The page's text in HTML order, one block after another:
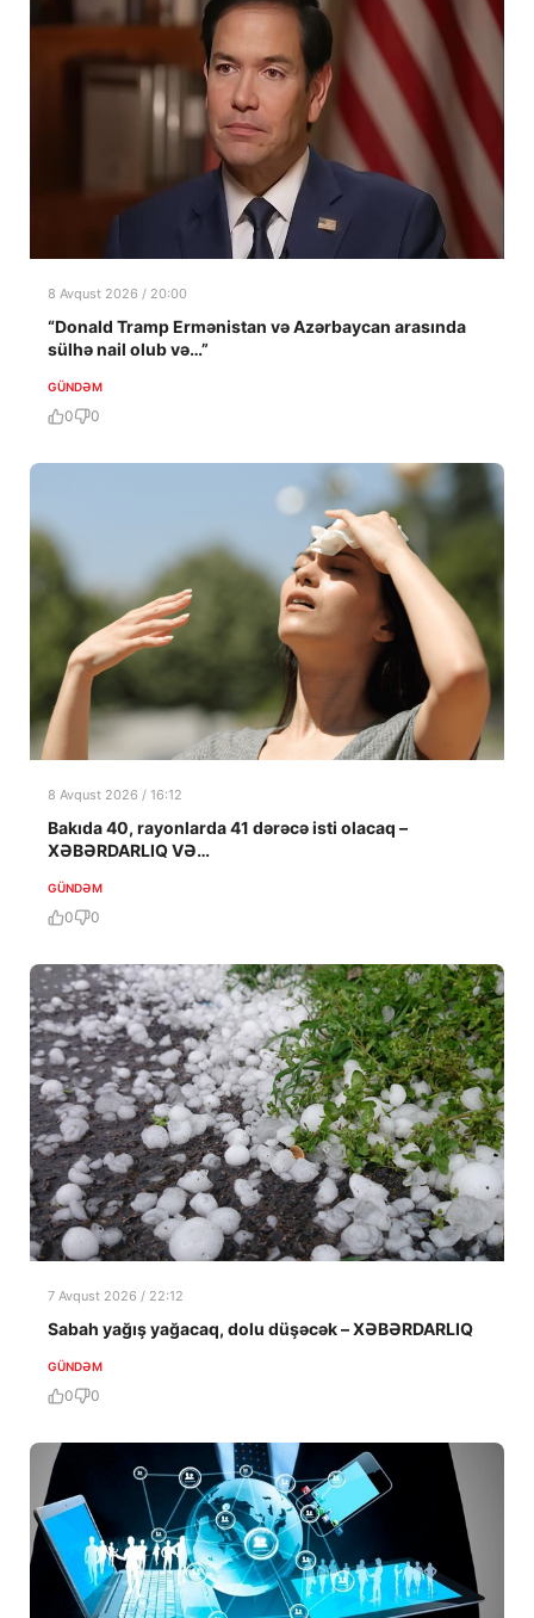
8 Avqust 2026 / 20:00
“Donald Tramp Ermənistan və Azərbaycan arasında
sülhə nail olub və…”
GÜNDƏM
0 0
8 Avqust 2026 / 16:12
Bakıda 40, rayonlarda 41 dərəcə isti olacaq –
XƏBƏRDARLIQ VƏ…
GÜNDƏM
0 0
7 Avqust 2026 / 22:12
Sabah yağış yağacaq, dolu düşəcək – XƏBƏRDARLIQ
GÜNDƏM
0 0